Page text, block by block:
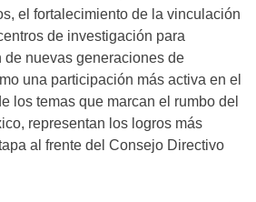
el fortalecimiento de la vinculación
de investigación para
de nuevas generaciones de
una participación más activa en el
los temas que marcan el rumbo del
representan los logros más
al frente del Consejo Directivo